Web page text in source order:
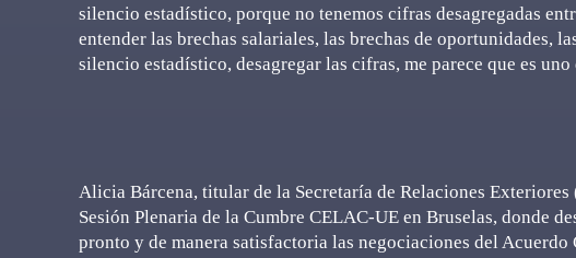
silencio estadístico, porque no tenemos cifras desagregadas
entender las brechas salariales, las brechas de oportunidades,
silencio estadístico, desagregar las cifras, me parece que es
Alicia Bárcena, titular de la Secretaría de Relaciones
Sesión Plenaria de la Cumbre CELAC-UE en Bruselas, donde
pronto y de manera satisfactoria las negociaciones del